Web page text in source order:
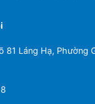
81 Láng Hạ, Phường